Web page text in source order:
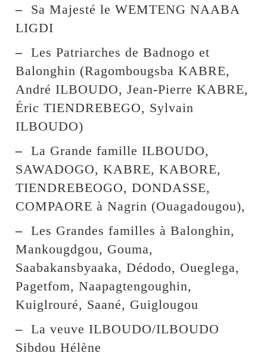
– Sa Majesté le WEMTENG NAABA
LIGDI
– Les Patriarches de Badnogo et
Balonghin (Ragombougsba KABRE,
André ILBOUDO, Jean-Pierre KABRE,
Éric TIENDREBEGO, Sylvain
ILBOUDO)
– La Grande famille ILBOUDO,
SAWADOGO, KABRE, KABORE,
TIENDREBEOGO, DONDASSE,
COMPAORE à Nagrin (Ouagadougou),
– Les Grandes familles à Balonghin,
Mankougdgou, Gouma,
Saabakansbyaaka, Dédodo, Oueglega,
Pagetfom, Naapagtengoughin,
Kuiglrouré, Saané, Guiglougou
– La veuve ILBOUDO/ILBOUDO
Sibdou Hélène